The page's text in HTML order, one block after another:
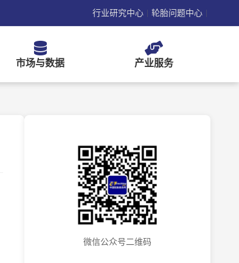
行业研究中心 | 轮胎问题中心 |
市场与数据 产业服务
微信公众号二维码